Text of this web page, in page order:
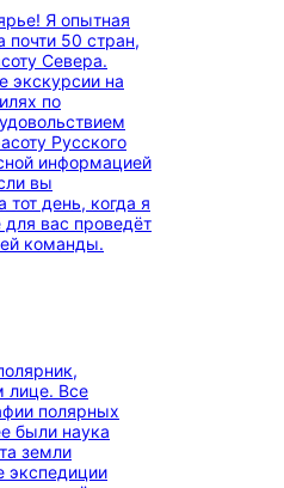
Я опытная
почти 50 стран,
Севера.
экскурсии на
по
Русского
информацией
вы
день, когда я
вас проведёт
команды.
лице. Все
полярных
были наука
земли
экспедиции